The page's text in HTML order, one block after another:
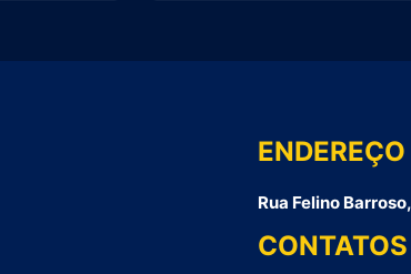
ENDEREÇO
Rua Felino
CONTATOS